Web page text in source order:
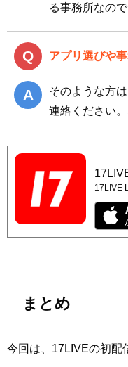
る事務所なの
アプリ選びや
そのような方
連絡ください
17LIVE
まとめ
今回は、17LIVEの初配